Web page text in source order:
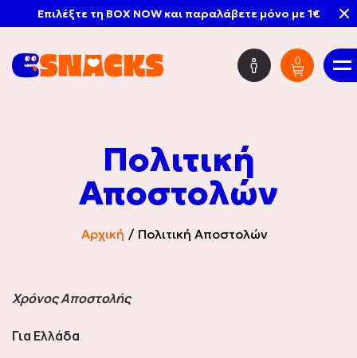
Επιλέξτε τη BOX NOW και παραλάβετε μόνο με 1€
0
Mystery Boxes
HOT DEALS
Πολιτική
Αποστολών
Αρχική Πολιτική Αποστολών
Χρόνος Αποστολής
Για Ελλάδα